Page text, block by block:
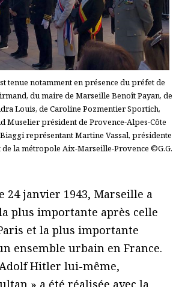
tenue notamment en présence du préfet de
du maire de Marseille Benoît Payan, de
Louis, de Caroline Pozmentier Sportich,
Muselier président de Provence-Alpes-Côte
représentant Martine Vassal, présidente
de la métropole Aix-Marseille-Provence ©G.G.
24 janvier 1943, Marseille a
plus importante après celle
et la plus importante
ensemble urbain en France.
Hitler lui-même,